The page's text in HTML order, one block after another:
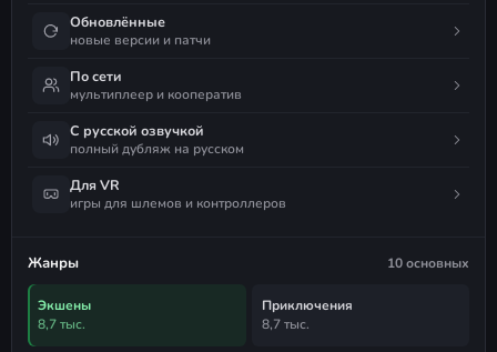
Обновлённые
новые версии и патчи
По сети
мультиплеер и кооператив
С русской озвучкой
полный дубляж на русском
Для VR
игры для шлемов и контроллеров
Жанры 10 основных
Экшены
8,7 тыс.
Приключения
8,7 тыс.